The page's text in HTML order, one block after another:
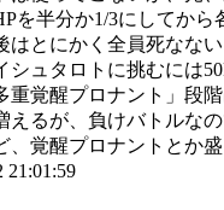
を半分か1/3にしてか
はとにかく全員死なな
シュタロトに挑むには
覚醒プロナント」段
えるが、負けバトルな
、覚醒プロナントとか
21:01:59